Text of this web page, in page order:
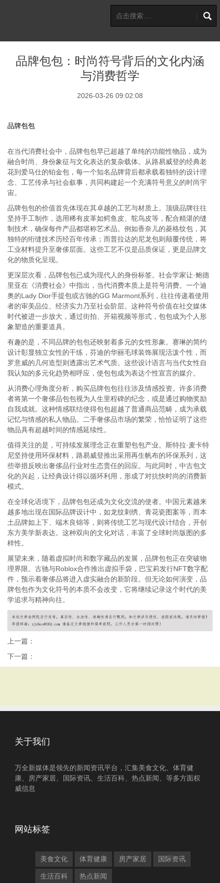
品牌包包：时尚符号背后的文化内涵
与消费哲学
2026-03-26 09:02:08
品牌包包
在当代消费社会中，品牌包包早已超越了单纯的功能性物品，成为
融合时尚、身份象征与文化表达的复杂载体。从路易威登的经典老
花到爱马仕的铂金包，每一个知名品牌背后都承载着独特的设计理
念、工艺传承与社会叙事，共同构建起一个充满符号意义的时尚宇
宙。
品牌包包的价值首先体现在其卓越的工艺与材质上。顶级品牌往往
坚持手工制作，选用稀有皮革如鳄鱼皮、鸵鸟皮等，配合精湛的缝
制技术，确保每件产品都堪称艺术品。例如香奈儿的菱格纹包，其
独特的绗缝技术历经百年传承；而普拉达的尼龙包则颠覆传统，将
工业材料提升至奢侈层面。这些工艺不仅是品质保证，更是品牌文
化的物质化呈现。
更深层次看，品牌包包已成为现代人的身份标签。社会学家让·鲍德
里亚在《消费社会》中指出，当代消费本质上是符号消费。一个迪
奥的Lady Dior手提包或古驰的GG Marmont系列，往往传递着使用
者的审美品位、经济实力乃至社会阶层。这种符号价值在社交媒体
时代被进一步放大，通过街拍、开箱视频等形式，包包成为个人形
象塑造的重要道具。
有趣的是，不同品牌的包包还映射着多元的女性形象。赛琳的简约
设计彰显独立女性的干练，芬迪的华丽毛球装饰展现活泼个性，而
罗意威的几何造型则透露出艺术气质。这些设计语言与当代女性自
我认知的多元化趋势相呼应，使包包成为表达个性宣言的媒介。
从消费心理角度分析，购买品牌包包往往涉及情感投资。许多消费
者将第一个奢侈品包包视为人生里程碑的纪念，或是通过购物奖励
自我成就。这种情感联结使得包包超越了普通商品范畴，成为承载
记忆与情感的私人物品。二手奢侈品市场的繁荣，恰恰证明了这些
物品具有超越时间的情感延续性。
值得关注的是，可持续发展理念正在重塑包包产业。斯特拉·麦卡特
尼坚持使用环保材料，路易威登推出采用再生帆布的环保系列，这
些举措反映出奢侈品行业对生态责任的回应。与此同时，中古包文
化的兴起，让经典设计得以循环利用，形成了对抗快时尚的消费新
模式。
在全球化语境下，品牌包包还成为文化交流的使者。中国元素越来
越多地出现在国际品牌设计中，如龙纹刺绣、青花瓷图案等，而本
土品牌如上下、端木良锦等，则将传统工艺与现代设计结合，开创
东方美学新表达。这种双向的文化对话，丰富了全球时尚版图的多
样性。
展望未来，随着虚拟时尚和数字藏品的发展，品牌包包正在突破物
理界限。古驰与Roblox合作推出虚拟手袋，巴宝莉发行NFT数字配
件，预示着奢侈品将进入虚实融合的新阶段。但无论如何演变，品
牌包包作为文化符号的本质不会改变，它将继续记录这个时代的美
学追求与精神向往。
上一篇：
下一篇：
关于我们
万全新媒体是领先的新闻资讯平台，汇集美食文化、体育健
康、房产家居、国际资讯、生活百科、热点新闻、等多方面权
威信息
网站标签
美食文化 体育健康 房产家居 国际资讯
生活百科 热点新闻